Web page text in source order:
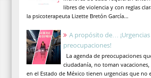
libres de violencia y con reglas
la psicoterapeuta Lizette Bretón García...
A propósito de…
preocupaciones!
La agenda de preocupaciones
ciudadanía, no toman
en el Estado de México tienen urgencias que no